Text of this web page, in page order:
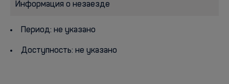
Информация о незаезде
Период: не указано
Доступность: не указано